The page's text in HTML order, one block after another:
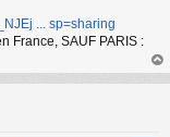
... sp=sharing
France, SAUF PARIS :
au